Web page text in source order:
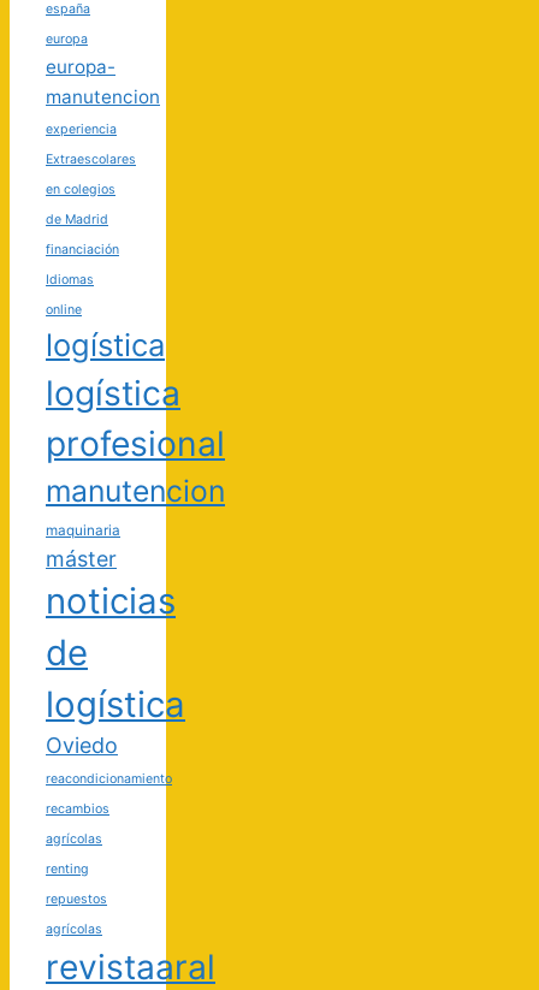
españa
europa
europa-
manutencion
experiencia
Extraescolares
en colegios
de Madrid
financiación
Idiomas
online
logística
logística
profesional
manutencion
maquinaria
máster
noticias
de
logística
Oviedo
reacondicionamiento
recambios
agrícolas
renting
repuestos
agrícolas
revistaaral